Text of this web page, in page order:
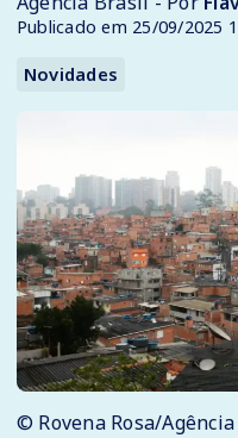
Publicado em 25/09/2025
Novidades
© Rovena Rosa/